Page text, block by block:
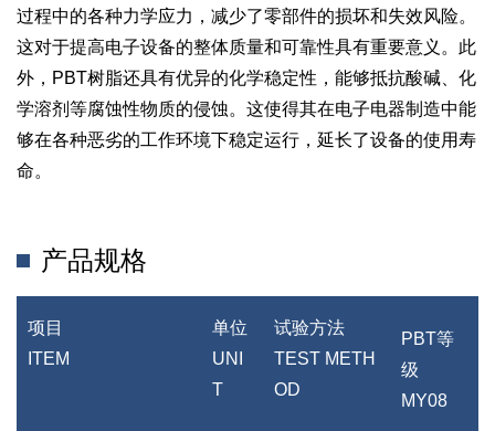
过程中的各种力学应力，减少了零部件的损坏和失效风险。
这对于提高电子设备的整体质量和可靠性具有重要意义。此
外，PBT树脂还具有优异的化学稳定性，能够抵抗酸碱、化
学溶剂等腐蚀性物质的侵蚀。这使得其在电子电器制造中能
够在各种恶劣的工作环境下稳定运行，延长了设备的使用寿
命。
产品规格
项目
ITEM
单位
UNI
T
试验方法
TEST METH
OD
PBT等
级
MY08